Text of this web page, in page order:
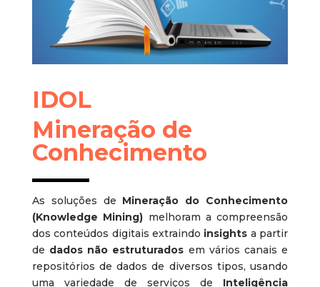
IDOL
Mineração de
Conhecimento
As soluções de Mineração do Conhecimento
(Knowledge Mining) melhoram a compreensão
dos conteúdos digitais extraindo insights a partir
de dados não estruturados em vários canais e
repositórios de dados de diversos tipos, usando
uma variedade de serviços de Inteligência